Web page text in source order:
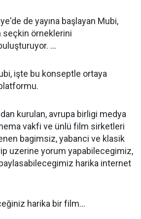
de yayına başlayan Mubi,
seçkin örneklerini
...
işte bu konseptle ortaya
kurulan, avrupa birligi medya
vakfi ve ünlü film sirketleri
bagimsiz, yabanci ve klasik
uzerine yorum yapabilecegimiz,
harika internet
harika bir film...